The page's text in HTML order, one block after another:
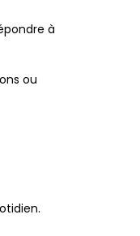
à
ou